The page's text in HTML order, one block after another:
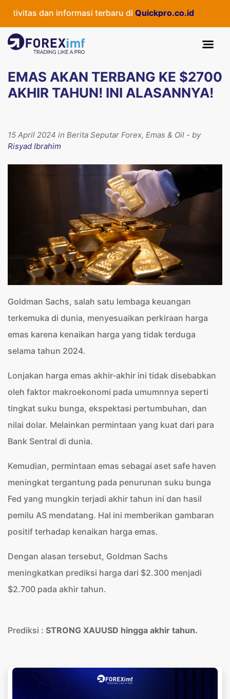
dan informasi terbaru di Quickpro.co.id
EMAS AKAN TERBANG KE $2700
AKHIR TAHUN! INI ALASANNYA!
15 April 2024 in Berita Seputar Forex, Emas & Oil - by
Risyad Ibrahim
Goldman Sachs, salah satu lembaga keuangan
terkemuka di dunia, menyesuaikan perkiraan harga
emas karena kenaikan harga yang tidak terduga
selama tahun 2024.
Lonjakan harga emas akhir-akhir ini tidak disebabkan
oleh faktor makroekonomi pada umumnnya seperti
tingkat suku bunga, ekspektasi pertumbuhan, dan
nilai dolar. Melainkan permintaan yang kuat dari para
Bank Sentral di dunia.
Kemudian, permintaan emas sebagai aset safe haven
meningkat tergantung pada penurunan suku bunga
Fed yang mungkin terjadi akhir tahun ini dan hasil
pemilu AS mendatang. Hal ini memberikan gambaran
positif terhadap kenaikan harga emas.
Dengan alasan tersebut, Goldman Sachs
meningkatkan prediksi harga dari $2.300 menjadi
$2.700 pada akhir tahun.
Prediksi : STRONG XAUUSD hingga akhir tahun.